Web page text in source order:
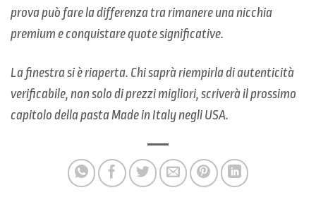
prova può fare la differenza tra rimanere una nicchia
premium e conquistare quote significative.
La finestra si è riaperta. Chi saprà riempirla di autenticità
verificabile, non solo di prezzi migliori, scriverà il prossimo
capitolo della pasta Made in Italy negli USA.